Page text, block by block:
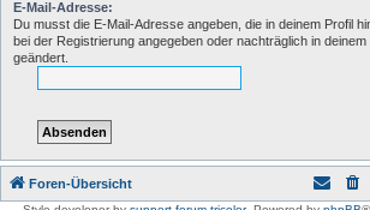
E-Mail-Adresse:
Du musst die E-Mail-Adresse angeben, die in deinem Profil
bei der Registrierung angegeben oder nachträglich in
geändert.
Foren-Übersicht